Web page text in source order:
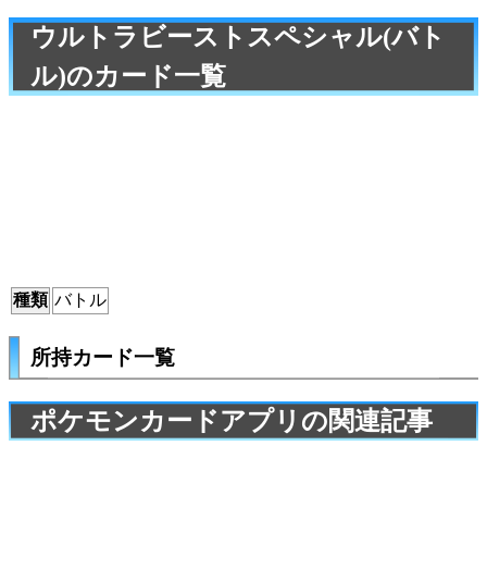
ウルトラビーストスペシャル(バト
ル)のカード一覧
種類 バトル
所持カード一覧
ポケモンカードアプリの関連記事